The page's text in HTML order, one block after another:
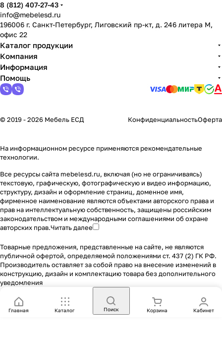
8 (812) 407-27-43
info@mebelesd.ru
196006 г. Санкт-Петербург, Лиговский пр-кт, д. 246 литера М,
офис 22
Каталог продукции
Компания
Информация
Помощь
© 2019 - 2026 Мебель ЕСД КонфиденциальностьОферта
На информационном ресурсе применяются рекомендательные
технологии.
Все ресурсы сайта mebelesd.ru, включая (но не ограничиваясь)
текстовую, графическую, фотографическую и видео информацию,
структуру, дизайн и оформление страниц, доменное имя,
фирменное наименование являются объектами авторского права и
прав на интеллектуальную собственность, защищены российским
законодательством и международными соглашениями об охране
авторских прав.Читать далее
Товарные предложения, представленные на сайте, не являются
публичной офертой, определяемой положениями ст. 437 (2) ГК РФ.
Производитель оставляет за собой право на внесение изменений в
конструкцию, дизайн и комплектацию товара без дополнительного
уведомления
Главная Каталог Поиск Корзина Кабинет